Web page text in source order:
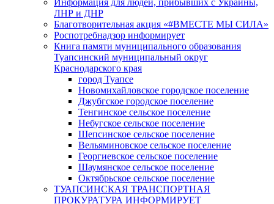
Информация для людей, прибывших с Украины,
ЛНР и ДНР
Благотворительная акция «#ВМЕСТЕ МЫ СИЛА»
Роспотребнадзор информирует
Книга памяти муниципального образования
Туапсинский муниципальный округ
Краснодарского края
город Туапсе
Новомихайловское городское поселение
Джубгское городское поселение
Тенгинское сельское поселение
Небугское сельское поселение
Шепсинское сельское поселение
Вельяминовское сельское поселение
Георгиевское сельское поселение
Шаумянское сельское поселение
Октябрьское сельское поселение
ТУАПСИНСКАЯ ТРАНСПОРТНАЯ
ПРОКУРАТУРА ИНФОРМИРУЕТ